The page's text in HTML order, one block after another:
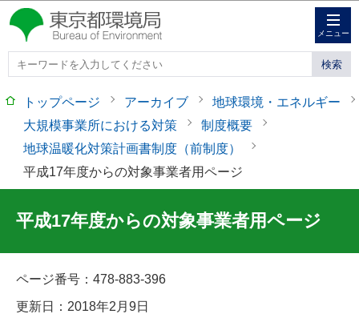
このページの本文へ移動
メニュー
トップページ アーカイブ
地球環境・エネルギー
大規模事業所における対策
制度概要
地球温暖化対策計画書制度（前制度）
平成17年度からの対象事業者用ページ
平成17年度からの対象事業者用ページ
ページ番号： 478-883-396
更新日：2018年2月9日